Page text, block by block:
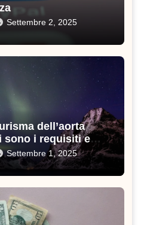
Settembre 2, 2025
dell’aorta
sono i requisiti e
Settembre 1, 2025